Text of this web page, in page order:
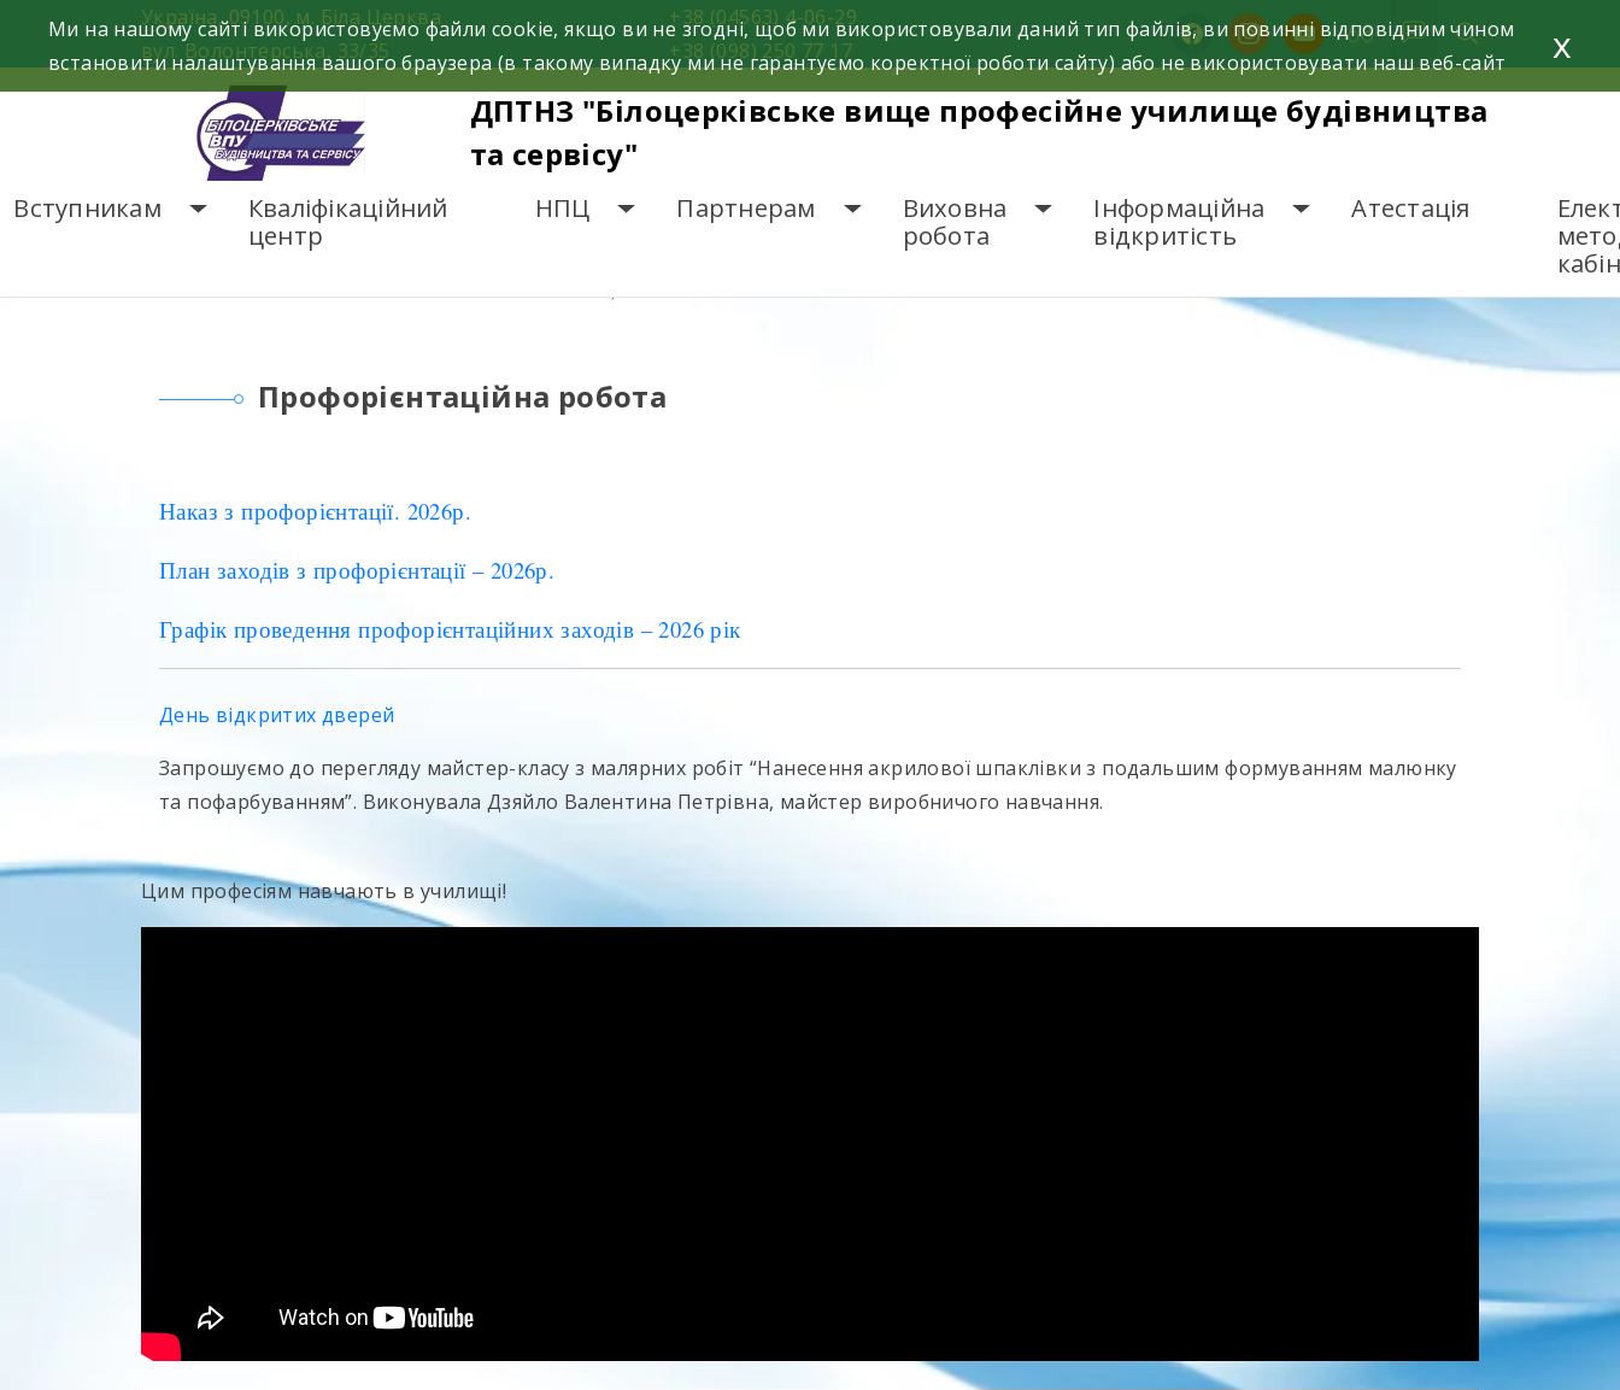
Україна, 09100, м. Біла Церква
вул. Волонтерська, 33/35
+38 (04563) 4-06-29
+38 (098) 250 77 17
facebookinstagramyoutube
ДПТНЗ "Білоцерківське вище професійне училище будівництва
та сервісу"
Вступникам
Кваліфікаційний
центр
НПЦ Партнерам
Виховна
робота
Інформаційна
відкритість
Атестація
Профорієнтаційна робота
Наказ з профорієнтації. 2026р.
План заходів з профорієнтації – 2026р.
Графік проведення профорієнтаційних заходів – 2026 рік
День відкритих дверей
Запрошуємо до перегляду майстер-класу з малярних робіт “Нанесення акрилової шпаклівки з подальшим формуванням малюнку
та пофарбуванням”. Виконувала Дзяйло Валентина Петрівна, майстер виробничого навчання.
Цим професіям навчають в училищі!
Ми на нашому сайті використовуємо файли cookie, якщо ви не згодні, щоб ми використовували даний тип файлів, ви повинні відповідним чином
встановити налаштування вашого браузера (в такому випадку ми не гарантуємо коректної роботи сайту) або не використовувати наш веб-сайт
x